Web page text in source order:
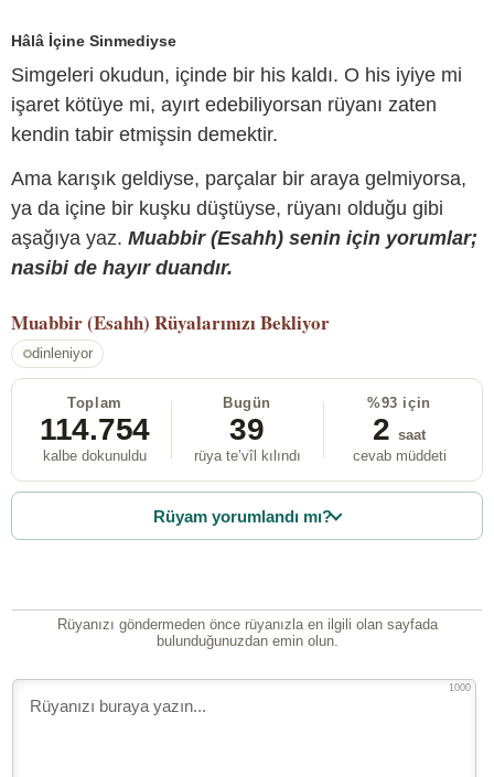
Hâlâ İçine Sinmediyse
Simgeleri okudun, içinde bir his kaldı. O his iyiye mi
işaret kötüye mi, ayırt edebiliyorsan rüyanı zaten
kendin tabir etmişsin demektir.
Ama karışık geldiyse, parçalar bir araya gelmiyorsa,
ya da içine bir kuşku düştüyse, rüyanı olduğu gibi
aşağıya yaz. Muabbir (Esahh) senin için yorumlar;
nasibi de hayır duandır.
Muabbir (Esahh) Rüyalarınızı Bekliyor
dinleniyor
Toplam
114.754
kalbe dokunuldu
Bugün
39
rüya te’vîl kılındı
%93 için
2 saat
cevab müddeti
Rüyam yorumlandı mı?
Rüyanızı göndermeden önce rüyanızla en ilgili olan sayfada
bulunduğunuzdan emin olun.
1000